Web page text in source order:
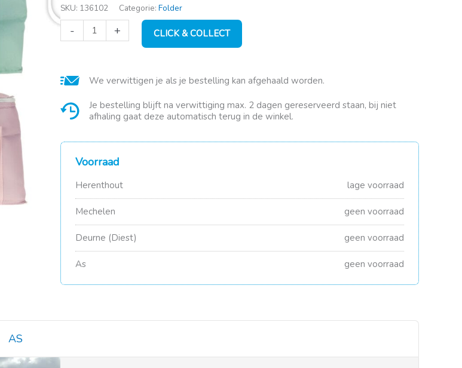
SKU: 136102 Categorie: Folder
-
Koeltas
7.5
aantal
+ CLICK & COLLECT
We verwittigen je als je bestelling kan afgehaald worden.
Je bestelling blijft na verwittiging max. 2 dagen gereserveerd staan, bij niet
afhaling gaat deze automatisch terug in de winkel.
Voorraad
Herenthout lage voorraad
Mechelen geen voorraad
Deurne (Diest) geen voorraad
As geen voorraad
AS